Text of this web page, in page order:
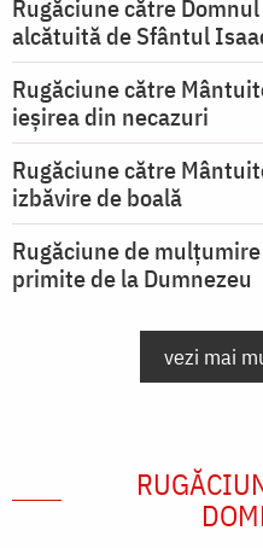
Rugăciune către
alcătuită de Sfântul
Rugăciune către
ieşirea din necazuri
Rugăciune către
izbăvire de boală
Rugăciune de
primite de la Dumnezeu
vezi mai